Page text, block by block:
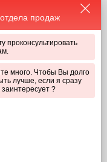
продаж
проконсультировать
много. Чтобы Вы долго
лучше, если я сразу
?
панелей
продажу всего
секция
ограждение
ограждений